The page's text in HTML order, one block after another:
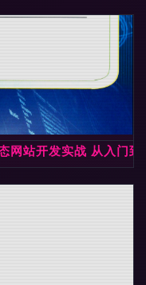
网站开发实战 从入门